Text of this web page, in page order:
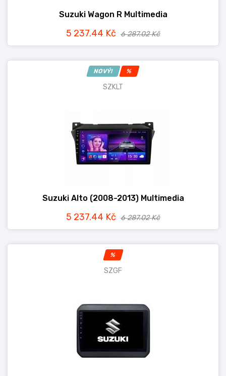
Suzuki Wagon R Multimedia
5 237.44 Kč 6 287.02 Kč
NOVÝ! %
SZKLT
Suzuki Alto (2008-2013) Multimedia
5 237.44 Kč 6 287.02 Kč
%
SZGF